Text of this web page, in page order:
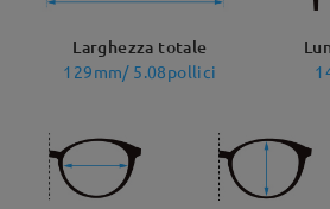
Larghezza totale
129mm/ 5.08pollici